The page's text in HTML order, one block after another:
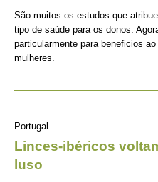
São muitos os estudos que
tipo de saúde para os donos.
particularmente para beneficios
mulheres.
Portugal
Linces-ibéricos
luso